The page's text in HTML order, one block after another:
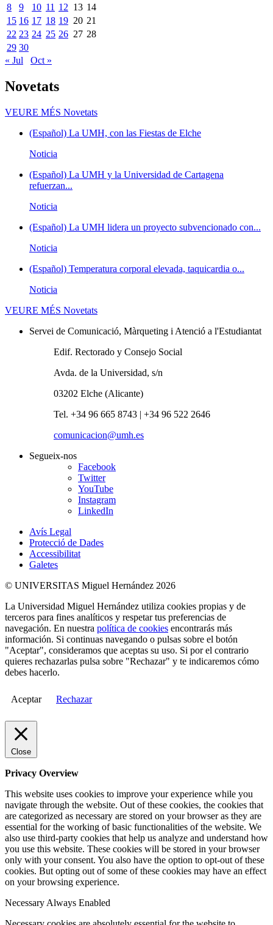
8
9 10 11 12 13 14
15 16 17 18 19 20 21
22 23 24 25 26 27 28
29 30
« Jul
Oct »
Novetats
VEURE MÉS Novetats
(Español) La UMH, con las Fiestas de Elche
Noticia
(Español) La UMH y la Universidad de Cartagena
refuerzan...
Noticia
(Español) La UMH lidera un proyecto subvencionado con...
Noticia
(Español) Temperatura corporal elevada, taquicardia o...
Noticia
VEURE MÉS Novetats
Servei de Comunicació, Màrqueting i Atenció a l'Estudiantat
Edif. Rectorado y Consejo Social
Avda. de la Universidad, s/n
03202 Elche (Alicante)
Tel. +34 96 665 8743 | +34 96 522 2646
comunicacion@umh.es
Segueix-nos
Facebook
Twitter
YouTube
Instagram
LinkedIn
Avís Legal
Protecció de Dades
Accessibilitat
Galetes
© UNIVERSITAS Miguel Hernández 2026
La Universidad Miguel Hernández utiliza cookies propias y de
terceros para fines analíticos y respetar tus preferencias de
navegación. En nuestra política de cookies encontrarás más
información. Si continuas navegando o pulsas sobre el botón
"Aceptar", consideramos que aceptas su uso. Si por el contrario
quieres rechazarlas pulsa sobre "Rechazar" y te indicaremos cómo
debes hacerlo.
Aceptar Rechazar
Close
Privacy Overview
This website uses cookies to improve your experience while you
navigate through the website. Out of these cookies, the cookies that
are categorized as necessary are stored on your browser as they are
essential for the working of basic functionalities of the website. We
also use third-party cookies that help us analyze and understand how
you use this website. These cookies will be stored in your browser
only with your consent. You also have the option to opt-out of these
cookies. But opting out of some of these cookies may have an effect
on your browsing experience.
Necessary Always Enabled